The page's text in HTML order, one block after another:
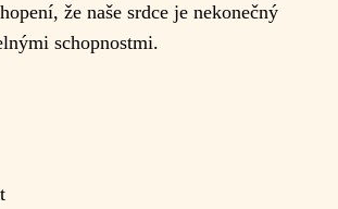
že naše srdce je nekonečný
schopnostmi.